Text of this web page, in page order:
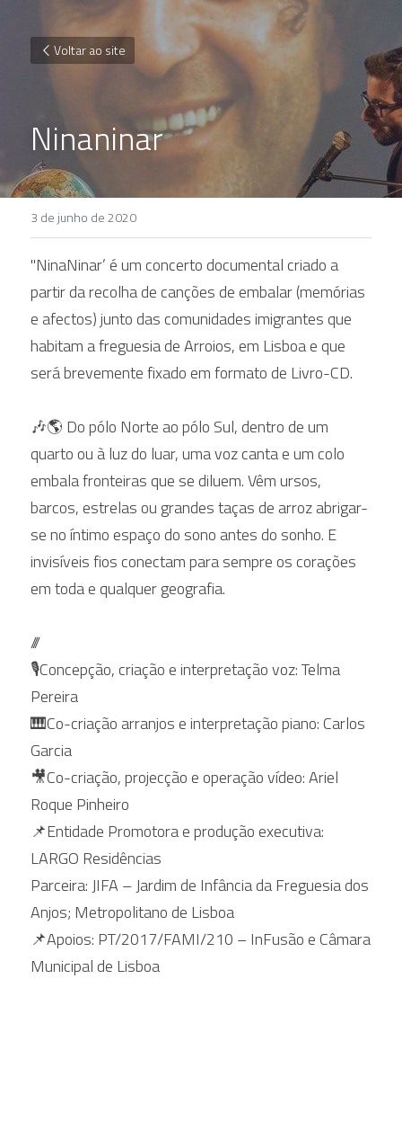
Voltar ao site
Ninaninar
3 de junho de 2020
"NinaNinar’ é um concerto documental criado a
partir da recolha de canções de embalar (memórias
e afectos) junto das comunidades imigrantes que
habitam a freguesia de Arroios, em Lisboa e que
será brevemente fixado em formato de Livro-CD.
🎶🌎 Do pólo Norte ao pólo Sul, dentro de um
quarto ou à luz do luar, uma voz canta e um colo
embala fronteiras que se diluem. Vêm ursos,
barcos, estrelas ou grandes taças de arroz abrigar-
se no íntimo espaço do sono antes do sonho. E
invisíveis fios conectam para sempre os corações
em toda e qualquer geografia.
///
🎙Concepção, criação e interpretação voz: Telma
Pereira
🎹Co-criação arranjos e interpretação piano: Carlos
Garcia
🎥Co-criação, projecção e operação vídeo: Ariel
Roque Pinheiro
📌Entidade Promotora e produção executiva:
LARGO Residências
Parceira: JIFA – Jardim de Infância da Freguesia dos
Anjos; Metropolitano de Lisboa
📌Apoios: PT/2017/FAMI/210 – InFusão e Câmara
Municipal de Lisboa